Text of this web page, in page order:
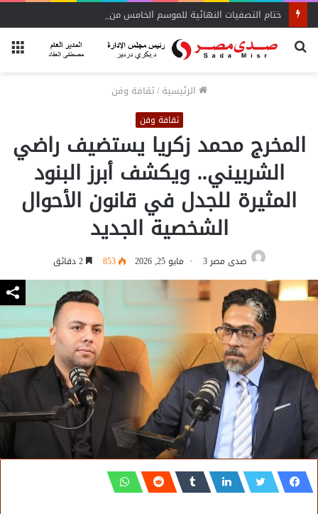
بحث
الرئيسية/ثقافة وفن
ثقافة وفن
المخرج محمد زكريا يستضيف راضي
الشربيني.. ويكشف أبرز البنود
المثيرة للجدل في قانون الأحوال
الشخصية الجديد
صدى مصر 3 مايو 25, 2026 853 2 دقائق